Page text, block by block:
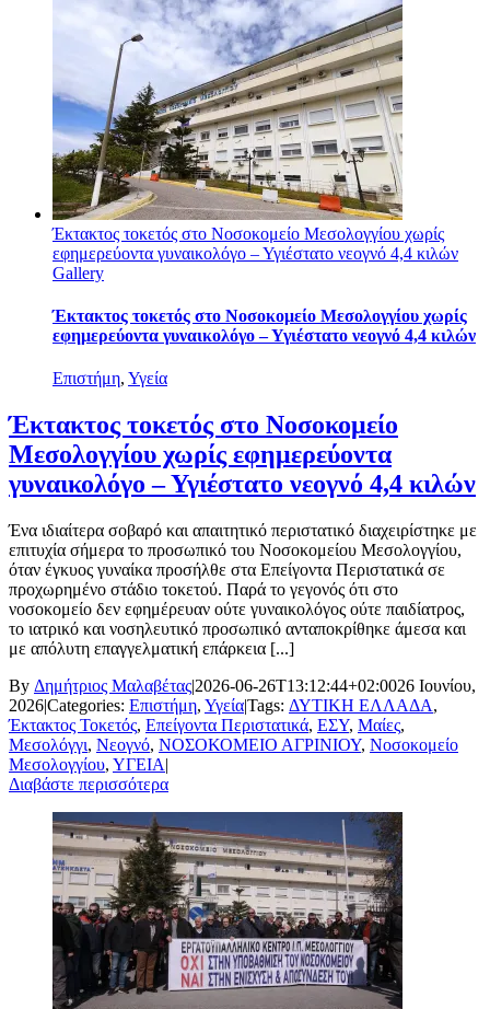
Έκτακτος τοκετός στο Νοσοκομείο Μεσολογγίου χωρίς
εφημερεύοντα γυναικολόγο – Υγιέστατο νεογνό 4,4 κιλών
Gallery
Έκτακτος τοκετός στο Νοσοκομείο Μεσολογγίου χωρίς
εφημερεύοντα γυναικολόγο – Υγιέστατο νεογνό 4,4 κιλών
Επιστήμη, Υγεία
Έκτακτος τοκετός στο Νοσοκομείο
Μεσολογγίου χωρίς εφημερεύοντα
γυναικολόγο – Υγιέστατο νεογνό 4,4 κιλών
Ένα ιδιαίτερα σοβαρό και απαιτητικό περιστατικό διαχειρίστηκε με
επιτυχία σήμερα το προσωπικό του Νοσοκομείου Μεσολογγίου,
όταν έγκυος γυναίκα προσήλθε στα Επείγοντα Περιστατικά σε
προχωρημένο στάδιο τοκετού. Παρά το γεγονός ότι στο
νοσοκομείο δεν εφημέρευαν ούτε γυναικολόγος ούτε παιδίατρος,
το ιατρικό και νοσηλευτικό προσωπικό ανταποκρίθηκε άμεσα και
με απόλυτη επαγγελματική επάρκεια [...]
By Δημήτριος Μαλαβέτας|2026-06-26T13:12:44+02:0026 Ιουνίου,
2026|Categories: Επιστήμη, Υγεία|Tags: ΔΥΤΙΚΗ ΕΛΛΑΔΑ,
Έκτακτος Τοκετός, Επείγοντα Περιστατικά, ΕΣΥ, Μαίες,
Μεσολόγγι, Νεογνό, ΝΟΣΟΚΟΜΕΙΟ ΑΓΡΙΝΙΟΥ, Νοσοκομείο
Μεσολογγίου, ΥΓΕΙΑ|
Διαβάστε περισσότερα